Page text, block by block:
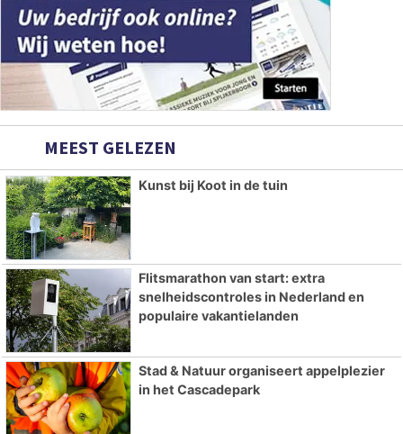
MEEST GELEZEN
Kunst bij Koot in de tuin
Flitsmarathon van start: extra
snelheidscontroles in Nederland en
populaire vakantielanden
Stad & Natuur organiseert appelplezier
in het Cascadepark